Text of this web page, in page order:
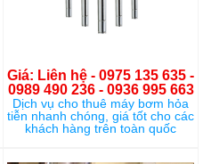
Giá: Liên hệ - 0975 135 635 -
0989 490 236 - 0936 995 663
Dịch vụ cho thuê máy bơm hỏa
tiễn nhanh chóng, giá tốt cho các
khách hàng trên toàn quốc